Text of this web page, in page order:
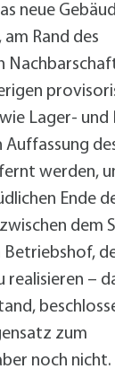
neue
Rand des
Lager-
Auffassung
werden,
Ende
dem
realisieren –
zum
noch nicht.